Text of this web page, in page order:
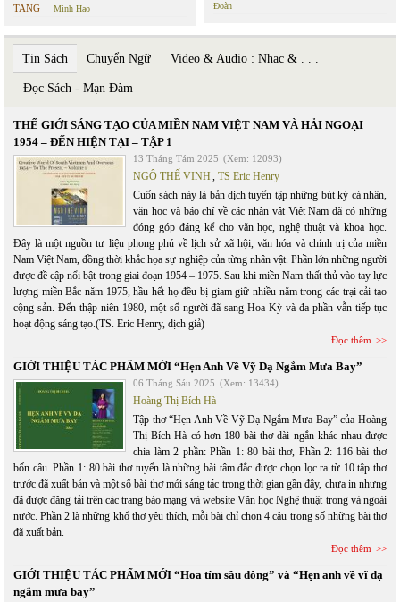
TANG
Minh Hạo
Đoàn
Tin Sách Chuyển Ngữ Video & Audio : Nhạc & . . .
Đọc Sách - Mạn Đàm
THẾ GIỚI SÁNG TẠO CỦA MIỀN NAM VIỆT NAM VÀ HẢI NGOẠI
1954 – ĐẾN HIỆN TẠI – TẬP 1
13 Tháng Tám 2025 (Xem: 12093)
NGÔ THẾ VINH, TS Eric Henry
Cuốn sách này là bản dịch tuyển tập những bút ký cá nhân,
văn học và báo chí về các nhân vật Việt Nam đã có những
đóng góp đáng kể cho văn học, nghệ thuật và khoa học.
Đây là một nguồn tư liệu phong phú về lịch sử xã hội, văn hóa và chính trị của miền
Nam Việt Nam, đồng thời khắc họa sự nghiệp của từng nhân vật. Phần lớn những người
được đề cập nổi bật trong giai đoạn 1954 – 1975. Sau khi miền Nam thất thủ vào tay lực
lượng miền Bắc năm 1975, hầu hết họ đều bị giam giữ nhiều năm trong các trại cải tạo
cộng sản. Đến thập niên 1980, một số người đã sang Hoa Kỳ và đa phần vẫn tiếp tục
hoạt động sáng tạo.(TS. Eric Henry, dịch giả)
Đọc thêm
GIỚI THIỆU TÁC PHẨM MỚI “Hẹn Anh Về Vỹ Dạ Ngắm Mưa Bay”
06 Tháng Sáu 2025 (Xem: 13434)
Hoàng Thị Bích Hà
Tập thơ “Hẹn Anh Về Vỹ Dạ Ngắm Mưa Bay” của Hoàng
Thị Bích Hà có hơn 180 bài thơ dài ngắn khác nhau được
chia làm 2 phần: Phần 1: 80 bài thơ, Phần 2: 116 bài thơ
bốn câu. Phần 1: 80 bài thơ tuyển là những bài tâm đắc được chọn lọc ra từ 10 tập thơ
trước đã xuất bản và một số bài thơ mới sáng tác trong thời gian gần đây, chưa in nhưng
đã được đăng tải trên các trang báo mạng và website Văn học Nghệ thuật trong và ngoài
nước. Phần 2 là những khổ thơ yêu thích, mỗi bài chỉ chon 4 câu trong số những bài thơ
đã xuất bản.
Đọc thêm
GIỚI THIỆU TÁC PHẨM MỚI “Hoa tím sầu đông” và “Hẹn anh về vĩ dạ
ngắm mưa bay”